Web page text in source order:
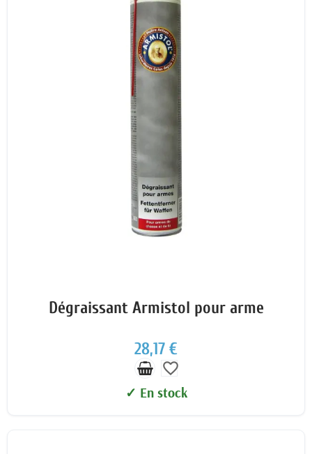
Dégraissant Armistol pour arme
28,17 €
favorite_border
✓ En stock